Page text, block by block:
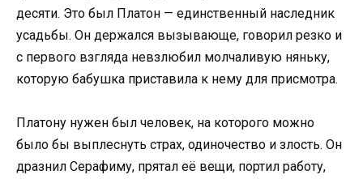
десяти. Это был Платон — единственный наследник
усадьбы. Он держался вызывающе, говорил резко и
с первого взгляда невзлюбил молчаливую няньку,
которую бабушка приставила к нему для присмотра.
Платону нужен был человек, на которого можно
было бы выплеснуть страх, одиночество и злость. Он
дразнил Серафиму, прятал её вещи, портил работу,